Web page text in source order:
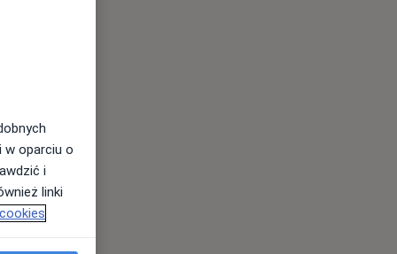
Wt,
11 Sie
w oparciu o
i
linki